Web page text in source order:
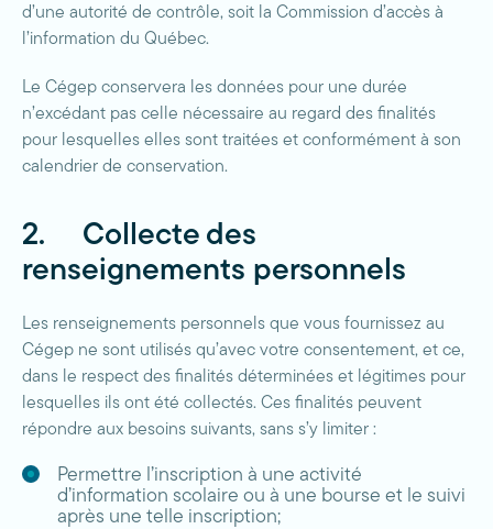
d’une autorité de contrôle, soit la Commission d’accès à
l’information du Québec.
Le Cégep conservera les données pour une durée
n’excédant pas celle nécessaire au regard des finalités
pour lesquelles elles sont traitées et conformément à son
calendrier de conservation.
2. Collecte des
renseignements personnels
Les renseignements personnels que vous fournissez au
Cégep ne sont utilisés qu’avec votre consentement, et ce,
dans le respect des finalités déterminées et légitimes pour
lesquelles ils ont été collectés. Ces finalités peuvent
répondre aux besoins suivants, sans s’y limiter :
Permettre l’inscription à une activité
d’information scolaire ou à une bourse et le suivi
après une telle inscription;